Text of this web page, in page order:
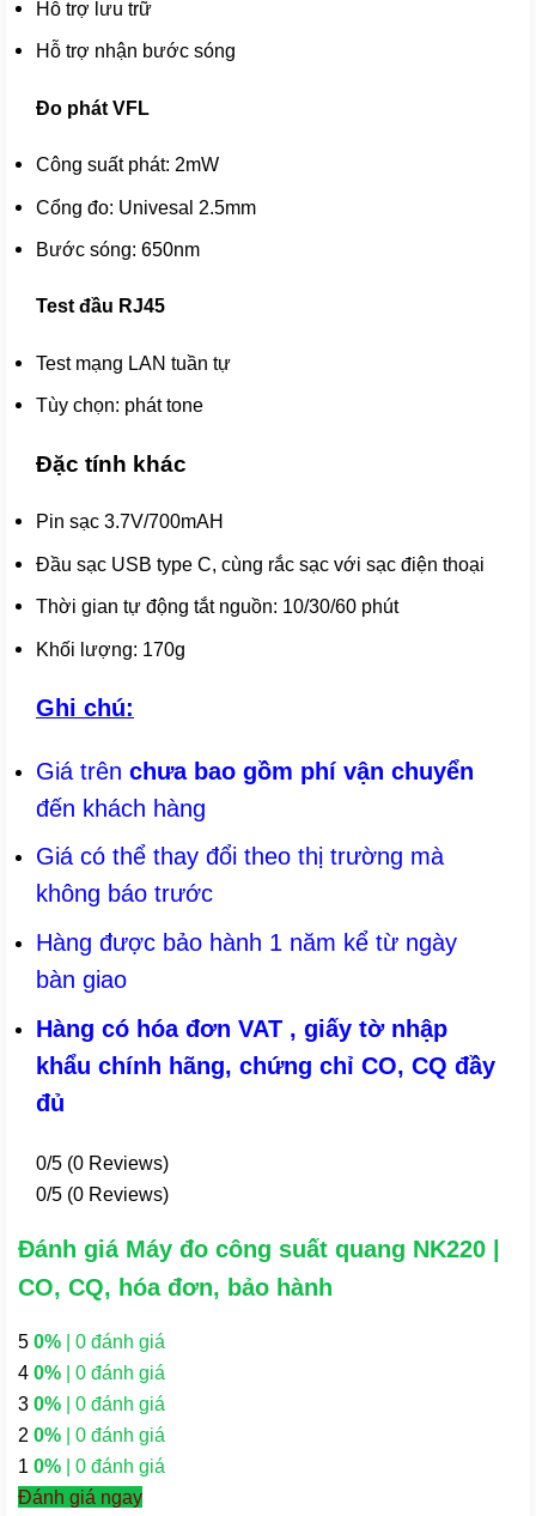
Hỗ trợ lưu trữ
Hỗ trợ nhận bước sóng
Đo phát VFL
Công suất phát: 2mW
Cổng đo: Univesal 2.5mm
Bước sóng: 650nm
Test đầu RJ45
Test mạng LAN tuần tự
Tùy chọn: phát tone
Đặc tính khác
Pin sạc 3.7V/700mAH
Đầu sạc USB type C, cùng rắc sạc với sạc điện thoại
Thời gian tự động tắt nguồn: 10/30/60 phút
Khối lượng: 170g
Ghi chú:
Giá trên chưa bao gồm phí vận chuyển
đến khách hàng
Giá có thể thay đổi theo thị trường mà
không báo trước
Hàng được bảo hành 1 năm kể từ ngày
bàn giao
Hàng có hóa đơn VAT , giấy tờ nhập
khẩu chính hãng, chứng chỉ CO, CQ đầy
đủ
0/5 (0 Reviews)
0/5 (0 Reviews)
Đánh giá Máy đo công suất quang NK220 |
CO, CQ, hóa đơn, bảo hành
5 0% | 0 đánh giá
4 0% | 0 đánh giá
3 0% | 0 đánh giá
2 0% | 0 đánh giá
1 0% | 0 đánh giá
Đánh giá ngay